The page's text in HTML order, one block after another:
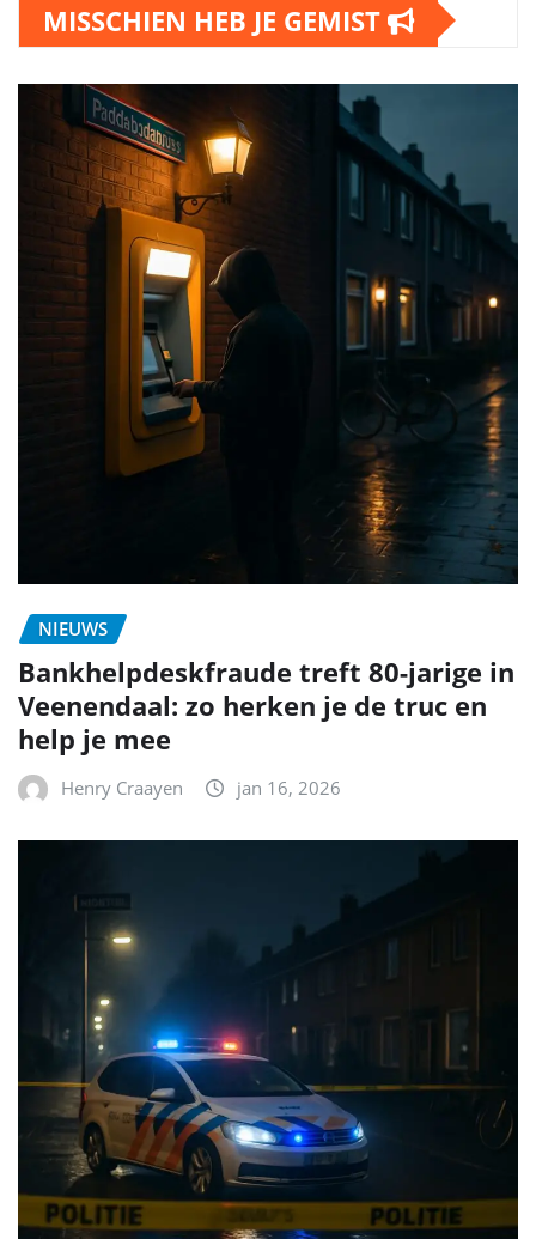
MISSCHIEN HEB JE GEMIST
NIEUWS
Bankhelpdeskfraude treft 80-jarige in
Veenendaal: zo herken je de truc en
help je mee
Henry Craayen jan 16, 2026